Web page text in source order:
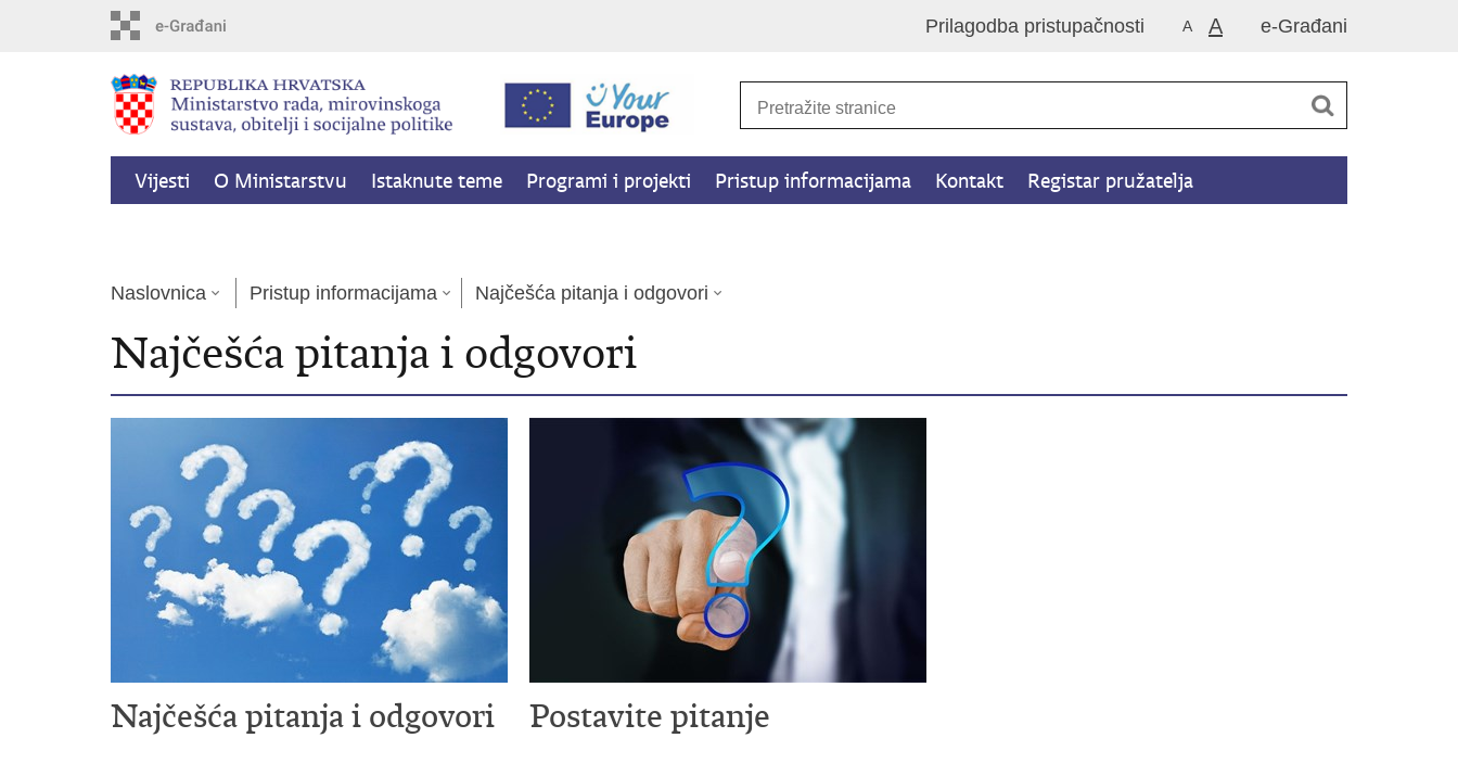
e-Građani
A A
Prilagodba pristupačnosti
Vijesti O Ministarstvu Istaknute teme Programi i projekti Pristup informacijama Kontakt
Registar pružatelja
Naslovnica Pristup informacijama Najčešća pitanja i odgovori
Najčešća pitanja i odgovori
Najčešća pitanja i odgovori Postavite pitanje